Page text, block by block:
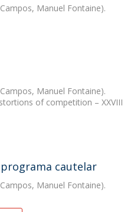
Manuel Fontaine).
Manuel Fontaine).
of competition – XXVIII
cautelar
Manuel Fontaine).